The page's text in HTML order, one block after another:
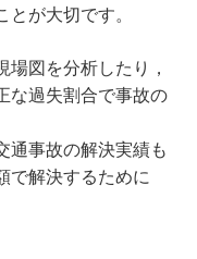
が大切です。
図を分析したり，
な過失割合で事故の
通事故の解決実績も
で解決するために